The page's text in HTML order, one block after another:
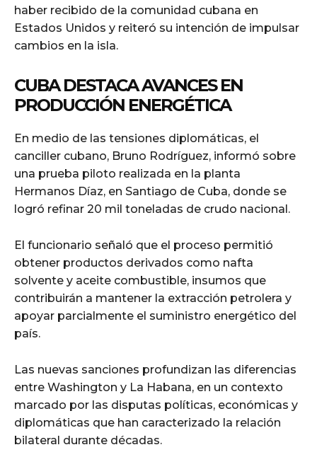
haber recibido de la comunidad cubana en
Estados Unidos y reiteró su intención de impulsar
cambios en la isla.
CUBA DESTACA AVANCES EN
PRODUCCIÓN ENERGÉTICA
En medio de las tensiones diplomáticas, el
canciller cubano, Bruno Rodríguez, informó sobre
una prueba piloto realizada en la planta
Hermanos Díaz, en Santiago de Cuba, donde se
logró refinar 20 mil toneladas de crudo nacional.
El funcionario señaló que el proceso permitió
obtener productos derivados como nafta
solvente y aceite combustible, insumos que
contribuirán a mantener la extracción petrolera y
apoyar parcialmente el suministro energético del
país.
Las nuevas sanciones profundizan las diferencias
entre Washington y La Habana, en un contexto
marcado por las disputas políticas, económicas y
diplomáticas que han caracterizado la relación
bilateral durante décadas.